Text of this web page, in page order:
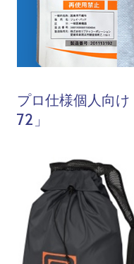
プロ仕様個人向け
72」